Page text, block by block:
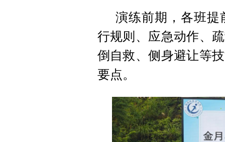
演练前期，各班提
行规则、应急动作、
倒自救、侧身避让等
要点。